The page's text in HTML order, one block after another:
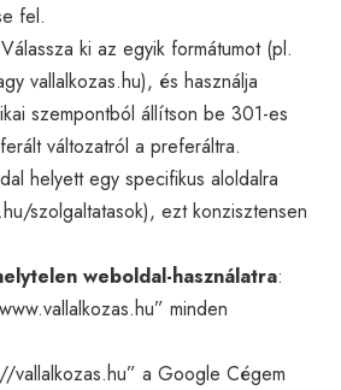
fel.
ki az egyik formátumot (pl.
vallalkozas.hu), és használja
szempontból állítson be 301-es
változatról a preferáltra.
helyett egy specifikus aloldalra
szolgaltatasok), ezt konzisztensen
weboldal-használatra:
minden
vallalkozas.hu” a Google Cégem